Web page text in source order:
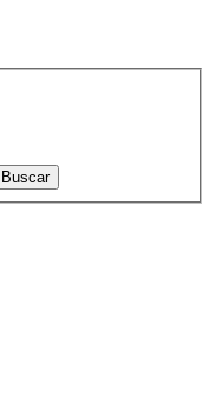
Buscar